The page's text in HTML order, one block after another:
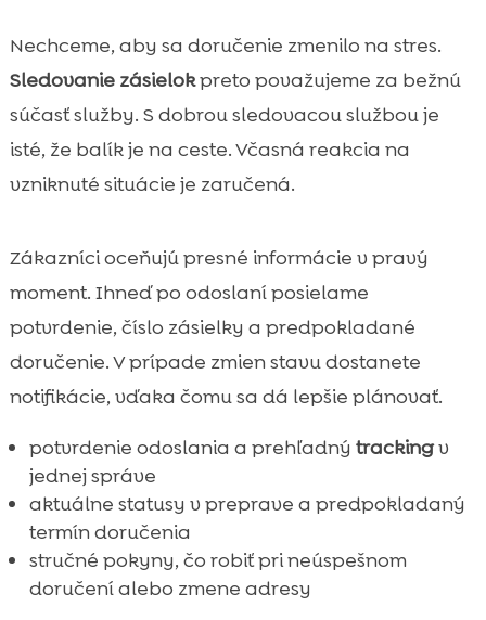
Nechceme, aby sa doručenie zmenilo na stres.
Sledovanie zásielokpreto považujeme za bežnú
súčasť služby. S dobrou sledovacou službou je
isté, že balík je na ceste. Včasná reakcia na
vzniknuté situácie je zaručená.
Zákazníci oceňujú presné informácie v pravý
moment. Ihneď po odoslaní posielame
potvrdenie, číslo zásielky a predpokladané
doručenie. V prípade zmien stavu dostanete
notifikácie, vďaka čomu sa dá lepšie plánovať.
potvrdenie odoslania a prehľadný trackingv
jednej správe
aktuálne statusy v preprave a predpokladaný
termín doručenia
stručné pokyny, čo robiť pri neúspešnom
doručení alebo zmene adresy